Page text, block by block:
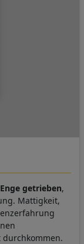
getrieben,
Mattigkeit,
durchkommen.